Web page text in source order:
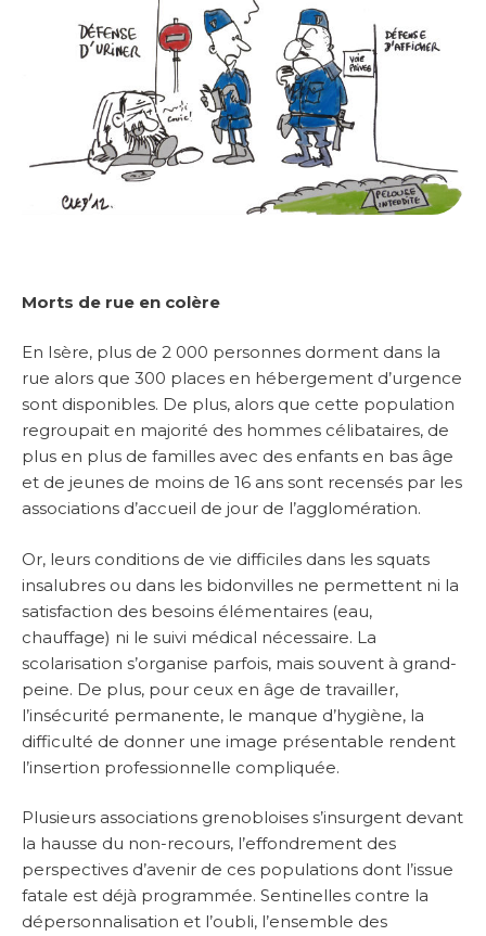
Morts de rue en colère
En Isère, plus de 2 000 personnes dorment dans la
rue alors que 300 places en hébergement d’urgence
sont disponibles. De plus, alors que cette population
regroupait en majorité des hommes célibataires, de
plus en plus de familles avec des enfants en bas âge
et de jeunes de moins de 16 ans sont recensés par les
associations d’accueil de jour de l’agglomération.
Or, leurs conditions de vie difficiles dans les squats
insalubres ou dans les bidonvilles ne permettent ni la
satisfaction des besoins élémentaires (eau,
chauffage) ni le suivi médical nécessaire. La
scolarisation s’organise parfois, mais souvent à grand-
peine. De plus, pour ceux en âge de travailler,
l’insécurité permanente, le manque d’hygiène, la
difficulté de donner une image présentable rendent
l’insertion professionnelle compliquée.
Plusieurs associations grenobloises s’insurgent devant
la hausse du non-recours, l’effondrement des
perspectives d’avenir de ces populations dont l’issue
fatale est déjà programmée. Sentinelles contre la
dépersonnalisation et l’oubli, l’ensemble des